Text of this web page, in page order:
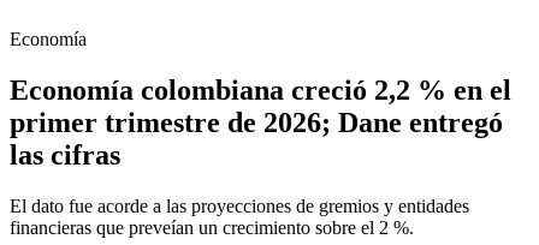
Economía
Economía colombiana creció 2,2 % en el
primer trimestre de 2026; Dane entregó
las cifras
El dato fue acorde a las proyecciones de gremios y entidades
financieras que preveían un crecimiento sobre el 2 %.